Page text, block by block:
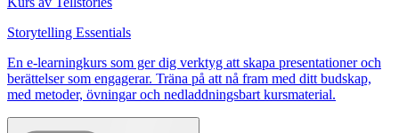
Storytelling Essentials
En e-learningkurs som ger dig verktyg att skapa presentationer och
berättelser som engagerar. Träna på att nå fram med ditt budskap,
med metoder, övningar och nedladdningsbart kursmaterial.